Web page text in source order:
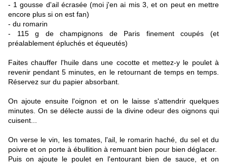
- 1 gousse d'ail écrasée (moi j'en ai mis 3, et on peut en mettre
encore plus si on est fan)
- du romarin
- 115 g de champignons de Paris finement coupés (et
préalablement épluchés et équeutés)
Faites chauffer l'huile dans une cocotte et mettez-y le poulet à
revenir pendant 5 minutes, en le retournant de temps en temps.
Réservez sur du papier absorbant.
On ajoute ensuite l'oignon et on le laisse s'attendrir quelques
minutes. On se délecte aussi de la divine odeur des oignons qui
cuisent...
On verse le vin, les tomates, l'ail, le romarin haché, du sel et du
poivre et on porte à ébullition à remuant bien pour bien déglacer.
Puis on ajoute le poulet en l'entourant bien de sauce, et on